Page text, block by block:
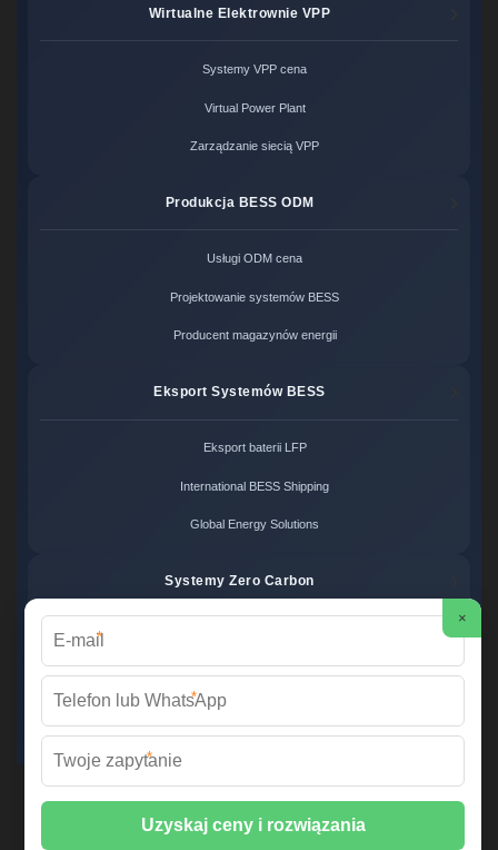
Wirtualne Elektrownie VPP
Systemy VPP cena
Virtual Power Plant
Zarządzanie siecią VPP
Produkcja BESS ODM
Usługi ODM cena
Projektowanie systemów BESS
Producent magazynów energii
Eksport Systemów BESS
Eksport baterii LFP
International BESS Shipping
Global Energy Solutions
Systemy Zero Carbon
Zero Carbon Energy
Ekologiczne rozwiązania OZE
Wirtualna Elektrownia Polska ©
Mapa strony
📞 +48 22 378 45 12 | ✉️info@fabrykawspomnien.waw.pl
×
*
*
*